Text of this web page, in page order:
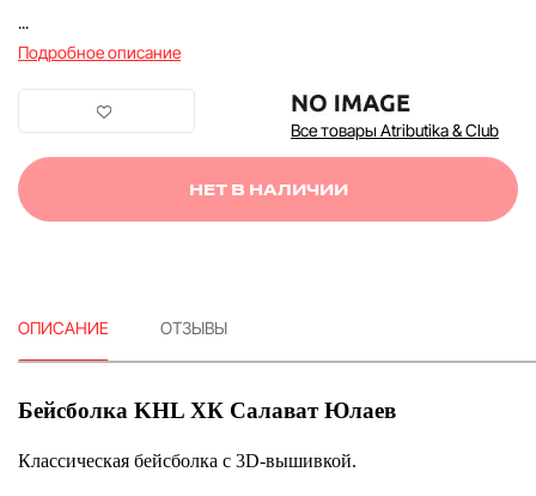
...
Подробное описание
Все товары Atributika & Club
НЕТ В НАЛИЧИИ
ОПИСАНИЕ ОТЗЫВЫ
Бейсболка KHL ХК Салават Юлаев
Классическая бейсболка c 3D-вышивкой.